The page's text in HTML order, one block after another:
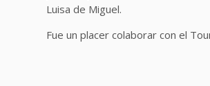
Luisa de Miguel.
Fue un placer colaborar con el